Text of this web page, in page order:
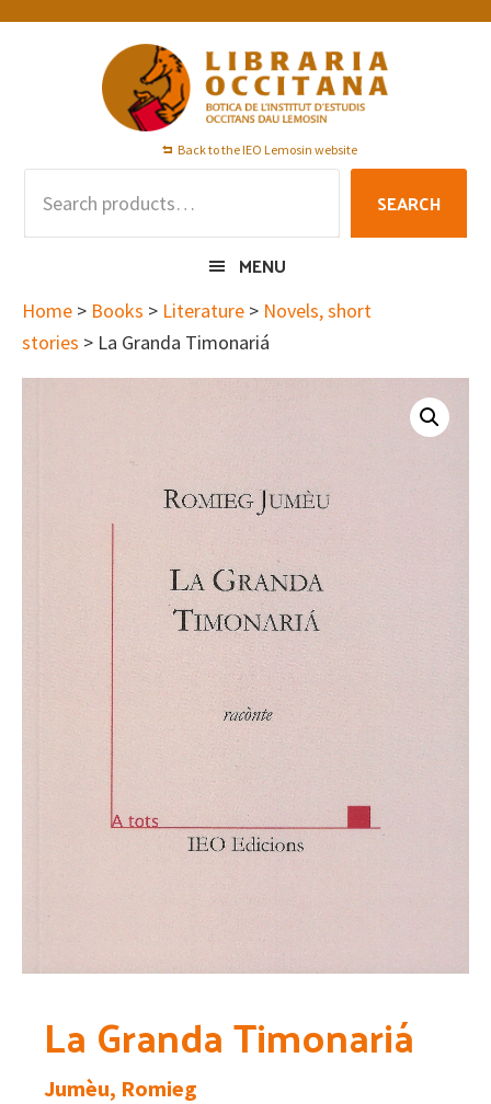
Skip
Skip
Skip
Back to the IEO Lemosin website
SEARCH
MENU
Home > Books > Literature > Novels, short
stories > La Granda Timonariá
La Granda Timonariá
Jumèu, Romieg